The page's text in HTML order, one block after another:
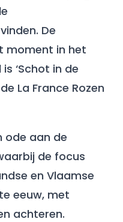
De
moment in het
‘Schot in de
La France Rozen
ode aan de
de focus
en Vlaamse
eeuw, met
achteren.